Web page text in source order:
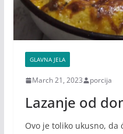
GLAVNA JELA
March 21, 2023 porcija
Lazanje od
Ovo je toliko ukusno,